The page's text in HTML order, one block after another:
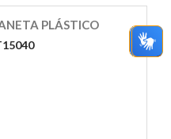
PLÁSTICO